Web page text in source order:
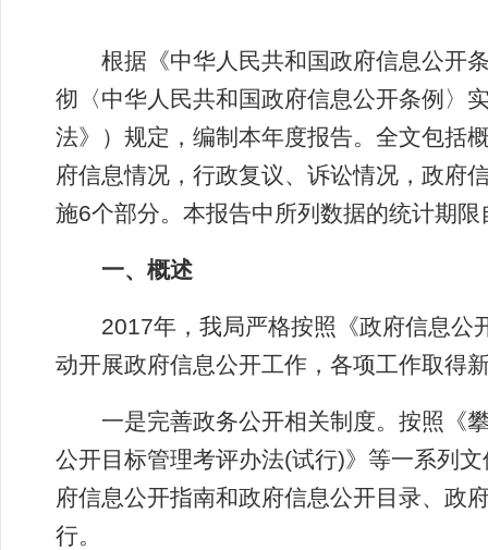
根据《中华人民共和国政府信息公开条
彻〈中华人民共和国政府信息公开条例〉
法》）规定，编制本年度报告。全文包括
府信息情况，行政复议、诉讼情况，政府
施6个部分。本报告中所列数据的统计期
一、概述
2017年，我局严格按照《政府信息公
动开展政府信息公开工作，各项工作取得
一是完善政务公开相关制度。按照《攀
公开目标管理考评办法(试行)》等一系列
府信息公开指南和政府信息公开目录、政
行。